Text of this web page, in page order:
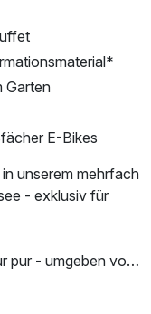
Garten
E-Bikes
unserem mehrfach
- exklusiv für
pur - umgeben von
regionalen Bio-